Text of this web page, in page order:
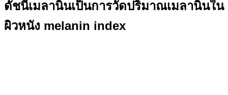
ดัชนีเมลานินเป็นการวัดปริมาณเมลานินใน
ผิวหนัง melanin index